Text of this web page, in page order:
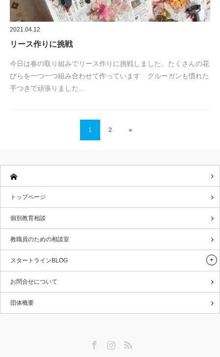
2021.04.12
リース作りに挑戦
今日は春の取り組みでリース作りに挑戦しました。たくさんの花
びらを一つ一つ組み合わせて作っています グルーガンも慣れた
手つきで頑張りました…
1 2 »
トップページ
個別教育相談
教職員のための相談室
スタートラインBLOG
お問合せについて
団体概要